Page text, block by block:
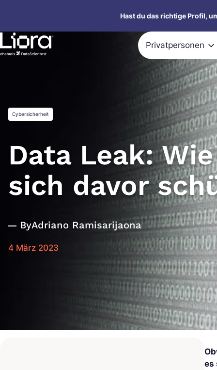
springen
Hast du das richtige Profil,
Privatpersonen
Cybersicherheit
Data Leak:
sich davor
ByAdriano Ramisarijaona
4 März 2023
es